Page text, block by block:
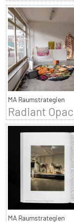
MA Raumstrategien
Radiant
MA Raumstrategien